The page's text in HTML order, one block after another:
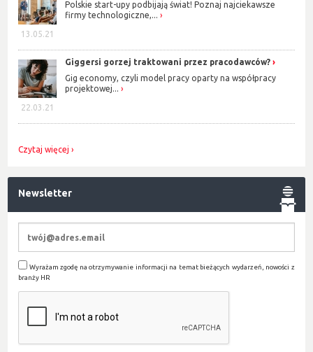
13.05.21
Polskie start-upy podbijają świat! Poznaj najciekawsze
firmy technologiczne,...
22.03.21
Giggersi gorzej traktowani przez pracodawców?
Gig economy, czyli model pracy oparty na współpracy
projektowej...
Czytaj więcej
Newsletter
Wyrażam zgodę na otrzymywanie informacji na temat bieżących wydarzeń, nowości z
branży HR